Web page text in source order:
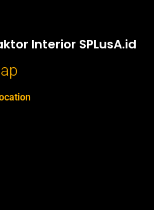
Interior SPLusA.id